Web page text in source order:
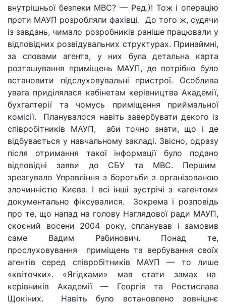
внутрішньої безпеки МВС? — Ред.)! Тож і операцію
проти МАУП розробляли фахівці. До того ж, судячи
із завдань, чимало розробників раніше працювали у
відповідних розвідувальних структурах. Принаймні,
за словами агента, у них була детальна карта
розташування приміщень МАУП, де потрібно було
встановити підслуховувальні пристрої. Особлива
увага приділялася кабінетам керівництва Академії,
бухгалтерії та чомусь приміщення приймальної
комісії. Планувалося навіть завербувати декого із
співробітників МАУП, аби точно знати, що і де
відбувається у навчальному закладі. Звісно, одразу
після отримання такої інформації було подано
відповідні заяви до СБУ та МВС. Першим
зреагувало Управління з боротьби з організованою
злочинністю Києва. І всі інші зустрічі з «агентом»
документально фіксувалися. Зокрема і розповідь
про те, що напад на голову Наглядової ради МАУП,
скоєний восени 2004 року, спланував і замовив
саме Вадим Рабинович. Понад те,
прослуховування приміщень та вербування своїх
агентів серед співробітників МАУП — то лише
«квіточки». «Ягідками» мав стати замах на
керівників Академії — Георгія та Ростислава
Щокіних. Навіть було встановлено зовнішнє